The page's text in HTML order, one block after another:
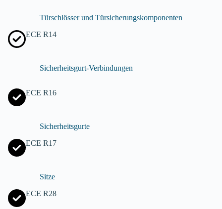
Türschlösser und Türsicherungskomponenten
ECE R14
Sicherheitsgurt-Verbindungen
ECE R16
Sicherheitsgurte
ECE R17
Sitze
ECE R28